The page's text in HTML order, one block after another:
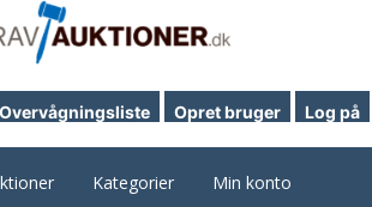
Overvågningsliste Opret bruger Log på
Kategorier Min konto